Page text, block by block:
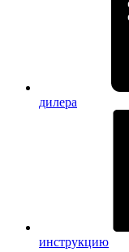
дилера
инструкцию